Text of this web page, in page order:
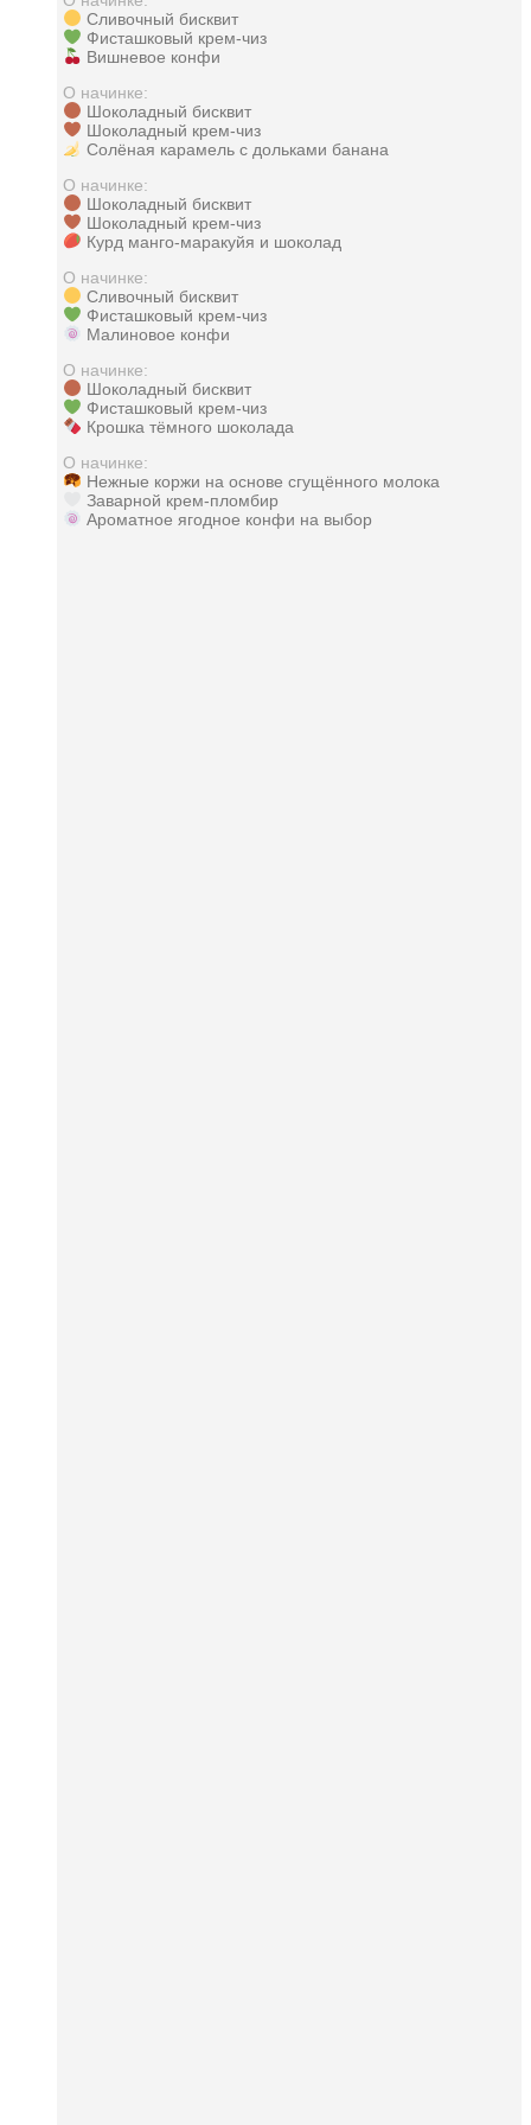
Сливочный бисквит
Фисташковый крем-чиз
Вишневое конфи
О начинке:
Шоколадный бисквит
Шоколадный крем-чиз
Солёная карамель с дольками банана
О начинке:
Шоколадный бисквит
Шоколадный крем-чиз
Курд манго-маракуйя и шоколад
О начинке:
Сливочный бисквит
Фисташковый крем-чиз
Малиновое конфи
О начинке:
Шоколадный бисквит
Фисташковый крем-чиз
Крошка тёмного шоколада
О начинке:
Нежные коржи на основе сгущённого молока
Заварной крем-пломбир
Ароматное ягодное конфи на выбор